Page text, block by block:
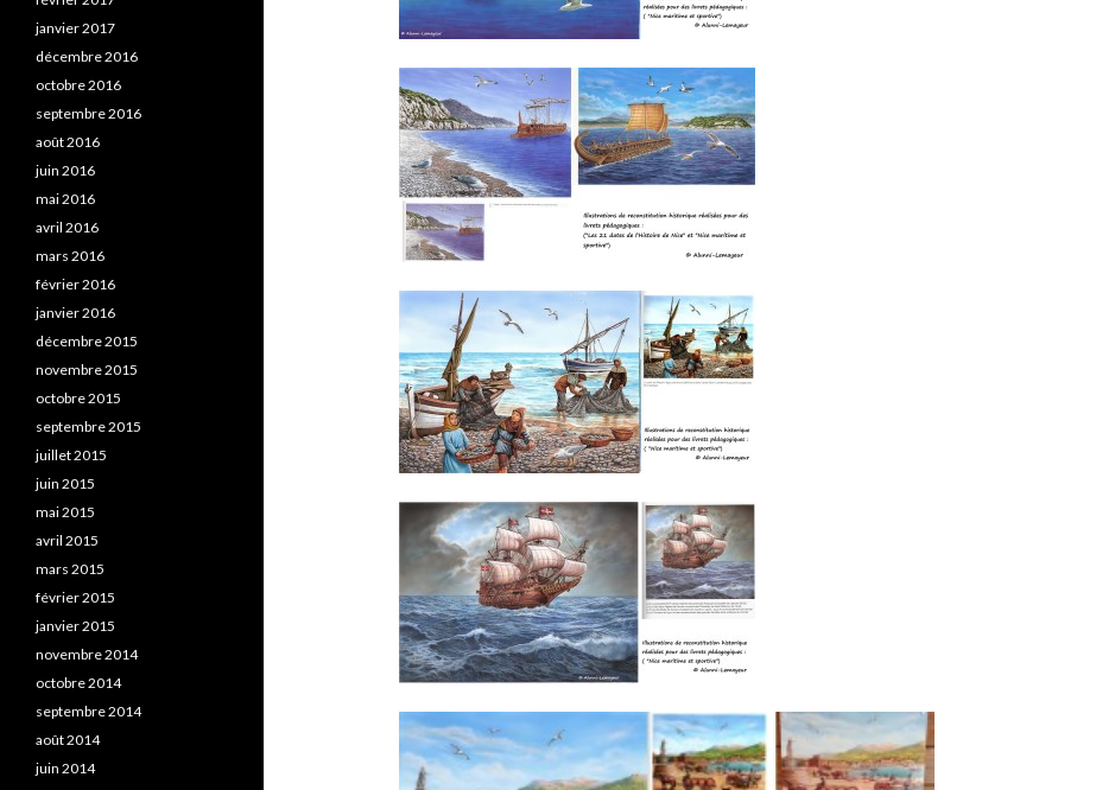
janvier 2017
décembre 2016
octobre 2016
septembre 2016
août 2016
juin 2016
mai 2016
avril 2016
mars 2016
février 2016
janvier 2016
décembre 2015
novembre 2015
octobre 2015
septembre 2015
juillet 2015
juin 2015
mai 2015
avril 2015
mars 2015
février 2015
janvier 2015
novembre 2014
octobre 2014
septembre 2014
août 2014
juin 2014